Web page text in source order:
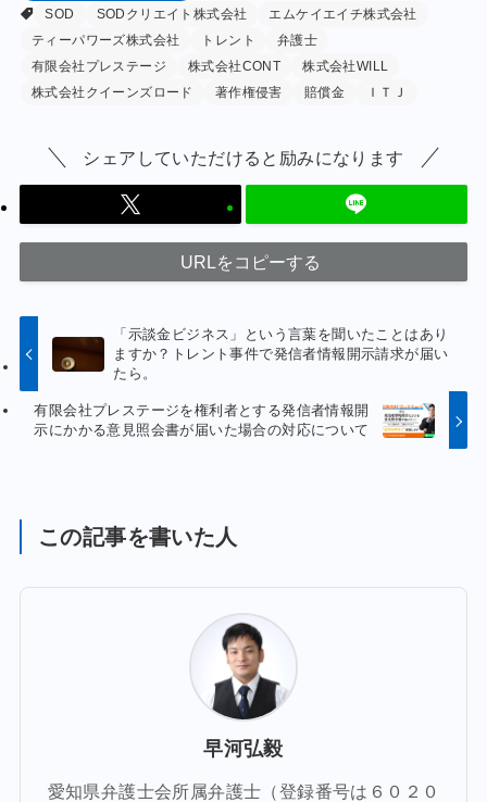
SOD
SODクリエイト株式会社
エムケイエイチ株式会社
ティーパワーズ株式会社
トレント
弁護士
有限会社プレステージ
株式会社CONT
株式会社WILL
株式会社クイーンズロード
著作権侵害 賠償金 ＩＴＪ
シェアしていただけると励みになります
URLをコピーする
「示談金ビジネス」という言葉を聞いたことはあり
ますか？トレント事件で発信者情報開示請求が届い
たら。
有限会社プレステージを権利者とする発信者情報開
示にかかる意見照会書が届いた場合の対応について
この記事を書いた人
早河弘毅
愛知県弁護士会所属弁護士（登録番号は６０２０